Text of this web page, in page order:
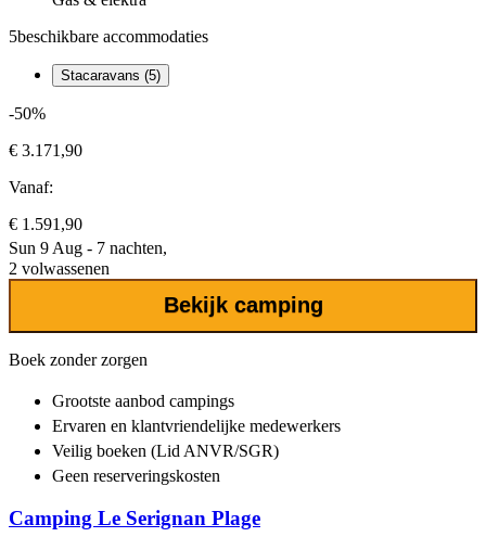
5beschikbare accommodaties
Stacaravans (5)
-50%
€ 3.171,90
Vanaf:
€ 1.591,90
Sun 9 Aug - 7 nachten,
2 volwassenen
Bekijk camping
Boek zonder zorgen
Grootste aanbod campings
Ervaren en klantvriendelijke medewerkers
Veilig boeken (Lid ANVR/SGR)
Geen reserveringskosten
Camping Le Serignan Plage